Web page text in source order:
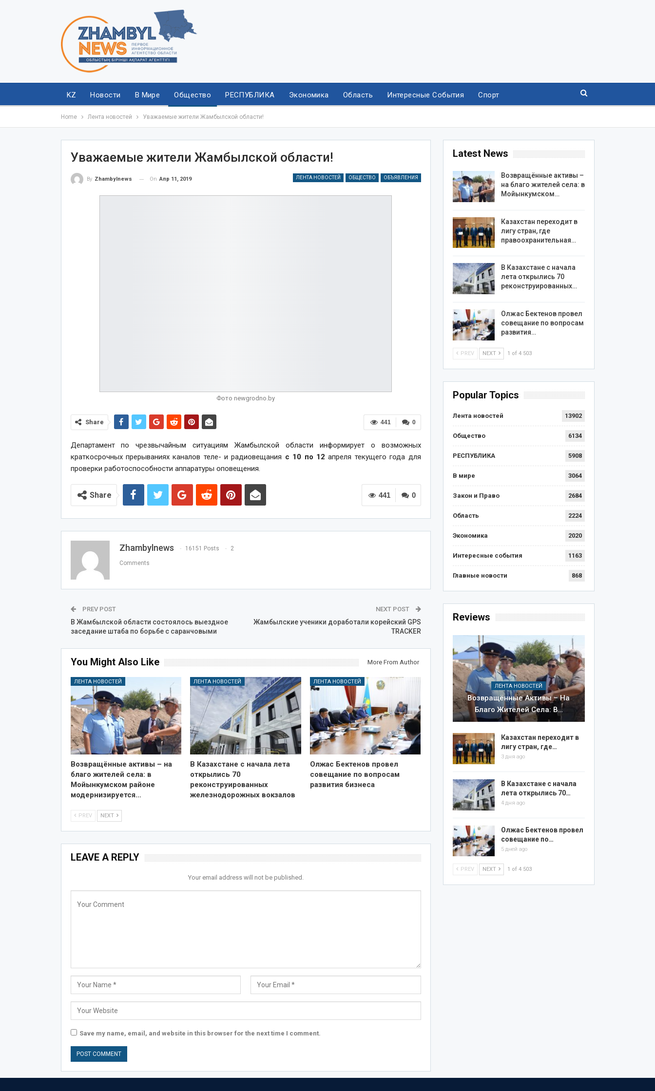
KZ Новости В Мире Общество РЕСПУБЛИКА Экономика Область Интересные События Спорт
Home Лента новостей Уважаемые жители Жамбылской области!
Уважаемые жители Жамбылской области!
ЛЕНТА НОВОСТЕЙ ОБЩЕСТВО ОБЪЯВЛЕНИЯ
By Zhambylnews On Апр 11, 2019
Фото newgrodno.by
0
441
Share
Департамент по чрезвычайным ситуациям Жамбылской области информирует о возможных
краткосрочных прерываниях каналов теле- и радиовещания с 10 по 12 апреля текущего года для
проверки работоспособности аппаратуры оповещения.
0
441
Share
Zhambylnews 16151 Posts 2
Comments
PREV POST
В Жамбылской области состоялось выездное
заседание штаба по борьбе с саранчовыми
NEXT POST
Жамбылские ученики доработали корейский GPS
TRACKER
You Might Also Like More From Author
ЛЕНТА НОВОСТЕЙ
Возвращённые активы – на
благо жителей села: в
Мойынкумском районе
модернизируется…
ЛЕНТА НОВОСТЕЙ
В Казахстане с начала лета
открылись 70
реконструированных
железнодорожных вокзалов
ЛЕНТА НОВОСТЕЙ
Олжас Бектенов провел
совещание по вопросам
развития бизнеса
PREV NEXT
LEAVE A REPLY
Your email address will not be published.
Save my name, email, and website in this browser for the next time I comment.
Latest News
Возвращённые активы –
на благо жителей села: в
Мойынкумском…
Казахстан переходит в
лигу стран, где
правоохранительная…
В Казахстане с начала
лета открылись 70
реконструированных…
Олжас Бектенов провел
совещание по вопросам
развития…
PREV NEXT 1 of 4 503
Popular Topics
Лента новостей 13902
Общество 6134
РЕСПУБЛИКА 5908
В мире 3064
Закон и Право 2684
Область 2224
Экономика 2020
Интересные события 1163
Главные новости 868
Reviews
ЛЕНТА НОВОСТЕЙ
Возвращённые Активы – На
Благо Жителей Села: В…
Казахстан переходит в
лигу стран, где…
3 дня ago
В Казахстане с начала
лета открылись 70…
4 дня ago
Олжас Бектенов провел
совещание по…
5 дней ago
PREV NEXT 1 of 4 503